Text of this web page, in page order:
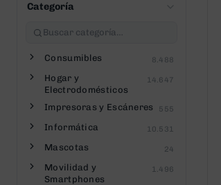
Categoría
Consumibles 8.488
Hogar y
Electrodomésticos
14.647
Impresoras y Escáneres 555
Informática 10.531
Mascotas 24
Movilidad y
Smartphones
1.496